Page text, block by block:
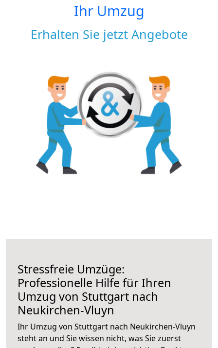
Ihr Umzug
Erhalten Sie jetzt Angebote
Stressfreie Umzüge:
Professionelle Hilfe für Ihren
Umzug von Stuttgart nach
Neukirchen-Vluyn
Ihr Umzug von Stuttgart nach Neukirchen-Vluyn
steht an und Sie wissen nicht, was Sie zuerst